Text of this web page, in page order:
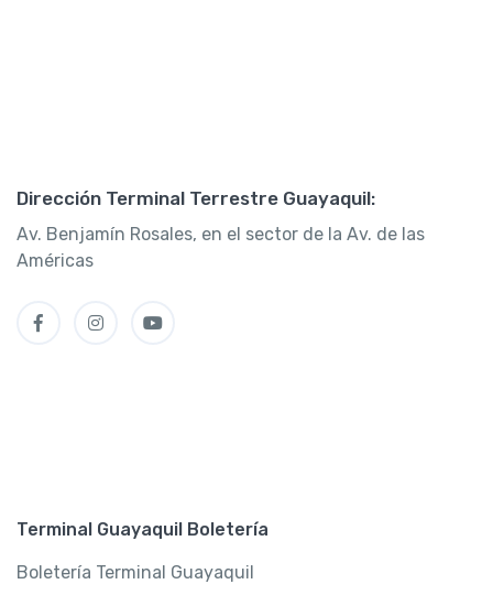
Dirección Terminal Terrestre Guayaquil:
Av. Benjamín Rosales, en el sector de la Av. de las
Américas
Terminal Guayaquil Boletería
Boletería Terminal Guayaquil